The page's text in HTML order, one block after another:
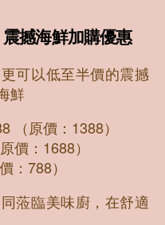
撼海鮮加購優惠
可以低至半價的震撼
鮮
（原價：1388）
價：1688）
：788）
蒞臨美味廚，在舒適